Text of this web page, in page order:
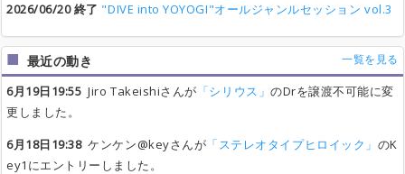
2026/06/20 終了 "DIVE into YOYOGI"オールジャンルセッション vol.3
最近の動き 一覧を見る
6月19日19:55 Jiro Takeishiさんが 「シリウス」のDrを譲渡不可能に変
更しました。
6月18日19:38ケンケン@keyさんが 「ステレオタイプヒロイック」 のK
ey1にエントリーしました。